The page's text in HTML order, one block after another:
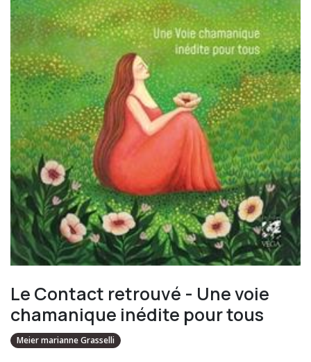
Le Contact retrouvé - Une voie
chamanique inédite pour tous
Meier marianne Grasselli